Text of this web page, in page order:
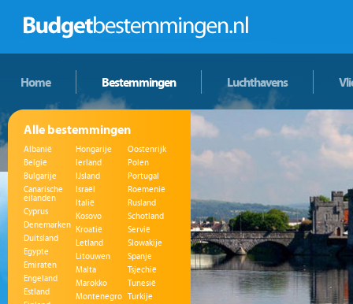
Home Bestemmingen Luchthavens
Alle bestemmingen
Albanië
België
Bulgarije
Canarische
eilanden
Cyprus
Denemarken
Duitsland
Egypte
Emiraten
Engeland
Estland
Hongarije
Ierland
IJsland
Israël
Italië
Kosovo
Kroatië
Letland
Litouwen
Malta
Marokko
Montenegro
Oostenrijk
Polen
Portugal
Roemenië
Rusland
Schotland
Servië
Slowakije
Spanje
Tsjechië
Tunesië
Turkije